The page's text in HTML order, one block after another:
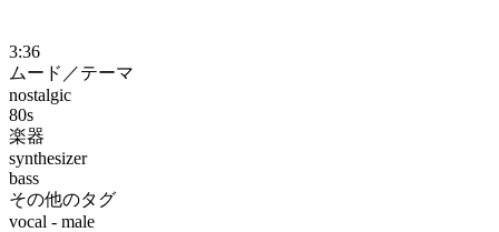
3:36
ムード／テーマ
nostalgic
80s
楽器
synthesizer
bass
その他のタグ
vocal - male